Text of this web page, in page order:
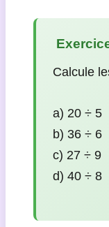
Calcule
a) 20 ÷ 5
b) 36 ÷ 6
c) 27 ÷ 9
d) 40 ÷ 8